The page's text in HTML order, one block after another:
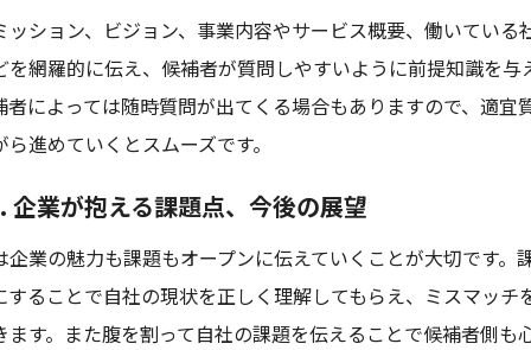
ッション、ビジョン、事業内容やサービス概要、働いている
を網羅的に伝え、候補者が質問しやすいように前提知識を与
者によっては随時質問が出てくる場合もありますので、適宜
進めていくとスムーズです。
企業が抱える課題点、今後の展望
企業の魅力も課題もオープンに伝えていくことが大切です。
することで自社の現状を正しく理解してもらえ、ミスマッチ
ます。また腹を割って自社の課題を伝えることで候補者側も